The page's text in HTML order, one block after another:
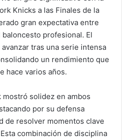
Knicks a las Finales de la
gran expectativa entre
profesional. El
tras una serie intensa
un rendimiento que
hace varios años.
mostró solidez en ambos
por su defensa
de resolver momentos clave
combinación de disciplina